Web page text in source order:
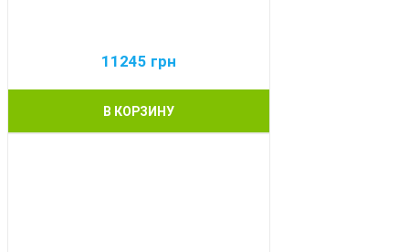
11245 грн
В КОРЗИНУ